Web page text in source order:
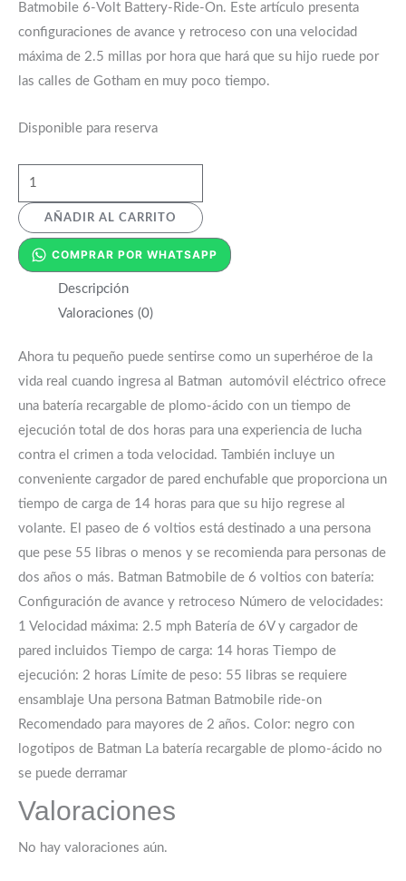
Batmobile 6-Volt Battery-Ride-On. Este artículo presenta
configuraciones de avance y retroceso con una velocidad
máxima de 2.5 millas por hora que hará que su hijo ruede por
las calles de Gotham en muy poco tiempo.
Disponible para reserva
AÑADIR AL CARRITO
COMPRAR POR WHATSAPP
Descripción
Valoraciones (0)
Ahora tu pequeño puede sentirse como un superhéroe de la
vida real cuando ingresa al Batman automóvil eléctrico ofrece
una batería recargable de plomo-ácido con un tiempo de
ejecución total de dos horas para una experiencia de lucha
contra el crimen a toda velocidad. También incluye un
conveniente cargador de pared enchufable que proporciona un
tiempo de carga de 14 horas para que su hijo regrese al
volante. El paseo de 6 voltios está destinado a una persona
que pese 55 libras o menos y se recomienda para personas de
dos años o más. Batman Batmobile de 6 voltios con batería:
Configuración de avance y retroceso Número de velocidades:
1 Velocidad máxima: 2.5 mph Batería de 6V y cargador de
pared incluidos Tiempo de carga: 14 horas Tiempo de
ejecución: 2 horas Límite de peso: 55 libras se requiere
ensamblaje Una persona Batman Batmobile ride-on
Recomendado para mayores de 2 años. Color: negro con
logotipos de Batman La batería recargable de plomo-ácido no
se puede derramar
Valoraciones
No hay valoraciones aún.